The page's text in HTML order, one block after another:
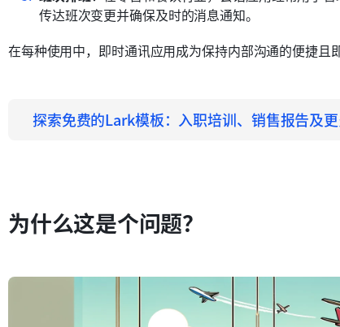
传达班次变更并确保及时的消息通知。
在每种使用中，即时通讯应用成为保持内部沟通的便捷且
探索免费的Lark模板：入职培训、销售报告及
为什么这是个问题？